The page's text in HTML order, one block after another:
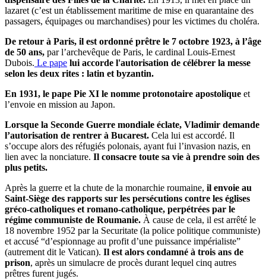
lazaret (c’est un établissement maritime de mise en quarantaine des
passagers, équipages ou marchandises) pour les victimes du choléra.
De retour à Paris, il est ordonné prêtre le 7 octobre 1923, à l’âge
de 50 ans, par l’archevêque de Paris, le cardinal Louis-Ernest
Dubois. Le pape lui accorde l'autorisation de célébrer la messe
selon les deux rites : latin et byzantin.
En 1931, le pape Pie XI le nomme protonotaire apostolique et
l’envoie en mission au Japon.
Lorsque la Seconde Guerre mondiale éclate, Vladimir demande
l’autorisation de rentrer à Bucarest. Cela lui est accordé. Il
s’occupe alors des réfugiés polonais, ayant fui l’invasion nazis, en
lien avec la nonciature. Il consacre toute sa vie à prendre soin des
plus petits.
Après la guerre et la chute de la monarchie roumaine, il envoie au
Saint-Siège des rapports sur les persécutions contre les églises
gréco-catholiques et romano-catholique, perpétrées par le
régime communiste de Roumanie. À cause de cela, il est arrêté le
18 novembre 1952 par la Securitate (la police politique communiste)
et accusé “d’espionnage au profit d’une puissance impérialiste”
(autrement dit le Vatican). Il est alors condamné à trois ans de
prison, après un simulacre de procès durant lequel cinq autres
prêtres furent jugés.